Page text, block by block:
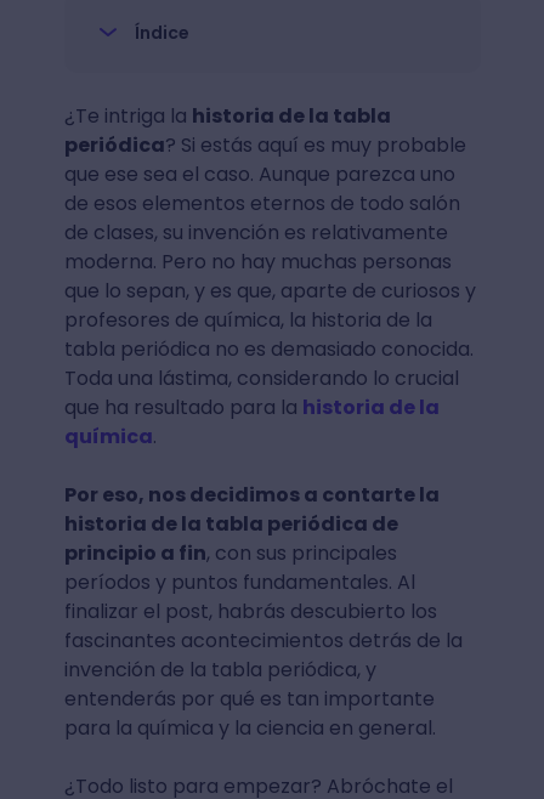
Índice
¿Te intriga la historia de la tabla
periódica? Si estás aquí es muy probable
que ese sea el caso. Aunque parezca uno
de esos elementos eternos de todo salón
de clases, su invención es relativamente
moderna. Pero no hay muchas personas
que lo sepan, y es que, aparte de curiosos y
profesores de química, la historia de la
tabla periódica no es demasiado conocida.
Toda una lástima, considerando lo crucial
que ha resultado para la historia de la
química.
Por eso, nos decidimos a contarte la
historia de la tabla periódica de
principio a fin, con sus principales
períodos y puntos fundamentales. Al
finalizar el post, habrás descubierto los
fascinantes acontecimientos detrás de la
invención de la tabla periódica, y
entenderás por qué es tan importante
para la química y la ciencia en general.
¿Todo listo para empezar? Abróchate el